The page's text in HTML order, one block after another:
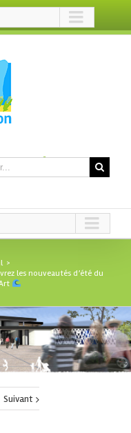
>
les nouveautés d’été du
Suivant